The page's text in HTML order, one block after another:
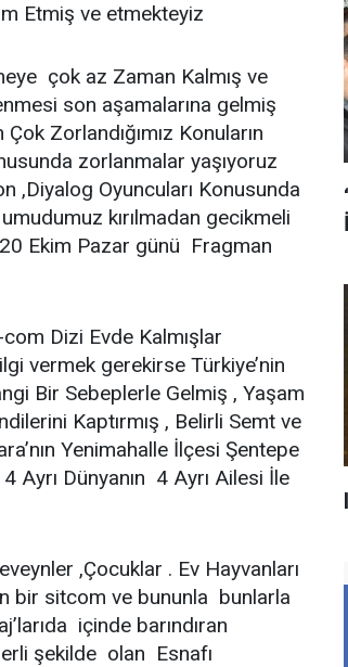
Etmiş ve etmekteyiz
çok az Zaman Kalmış ve
son aşamalarına gelmiş
Zorlandığımız Konuların
zorlanmalar yaşıyoruz
,Diyalog Oyuncuları Konusunda
kırılmadan gecikmeli
Ekim Pazar günü Fragman
Dizi Evde Kalmışlar
vermek gerekirse Türkiye’nin
Bir Sebeplerle Gelmiş , Yaşam
Kaptırmış , Belirli Semt ve
Yenimahalle İlçesi Şentepe
Ayrı Dünyanın 4 Ayrı Ailesi İle
,Çocuklar . Ev Hayvanları
bir sitcom ve bununla bunlarla
içinde barındıran
şekilde olan Esnafı